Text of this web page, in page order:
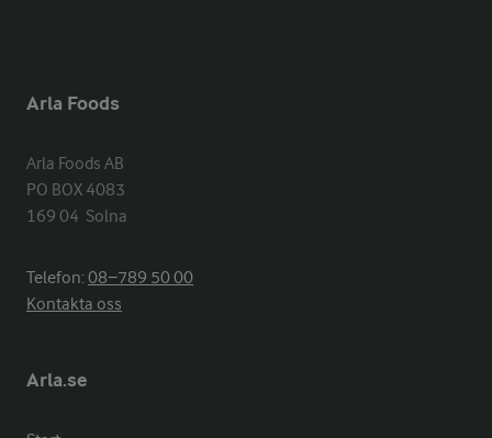
Arla Foods
Arla Foods AB
PO BOX 4083
169 04  Solna
Telefon:08−789 50 00
Kontakta oss
Arla.se